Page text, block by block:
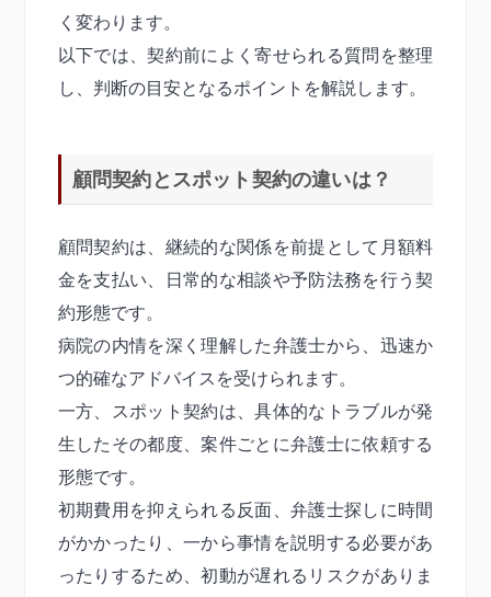
く変わります。
以下では、契約前によく寄せられる質問を整理
し、判断の目安となるポイントを解説します。
顧問契約とスポット契約の違いは？
顧問契約は、継続的な関係を前提として月額料
金を支払い、日常的な相談や予防法務を行う契
約形態です。
病院の内情を深く理解した弁護士から、迅速か
つ的確なアドバイスを受けられます。
一方、スポット契約は、具体的なトラブルが発
生したその都度、案件ごとに弁護士に依頼する
形態です。
初期費用を抑えられる反面、弁護士探しに時間
がかかったり、一から事情を説明する必要があ
ったりするため、初動が遅れるリスクがありま